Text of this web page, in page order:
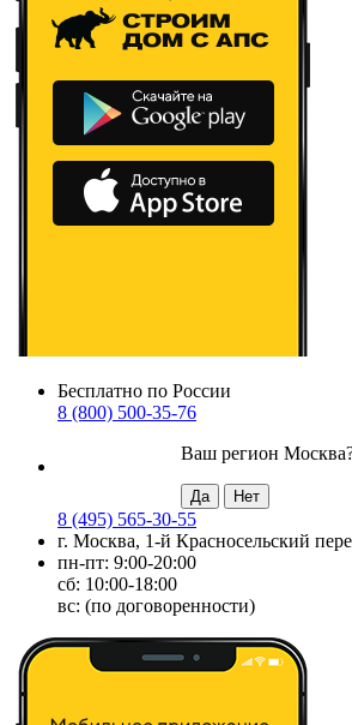
Бесплатно по России
8 (800) 500-35-76
Ваш регион Москва
8 (495) 565-30-55
г. Москва, 1-й Красносельский
пн-пт: 9:00-20:00
сб: 10:00-18:00
вс: (по договоренности)